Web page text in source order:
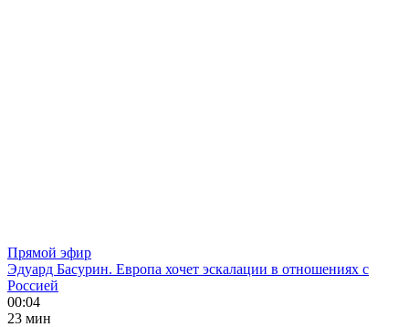
Прямой эфир
Эдуард Басурин. Европа хочет эскалации в отношениях с
Россией
00:04
23 мин